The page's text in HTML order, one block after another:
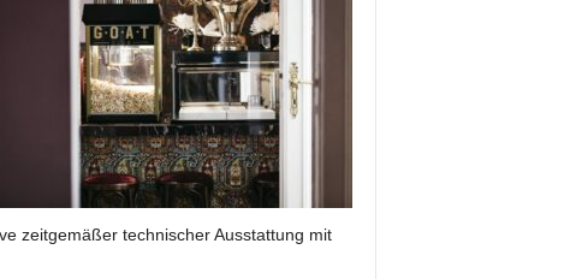
zeitgemäßer technischer Ausstattung mit